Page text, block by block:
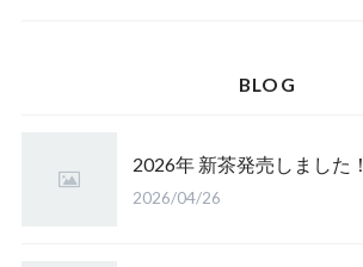
BLOG
2026年 新茶発売しました！
2026/04/26